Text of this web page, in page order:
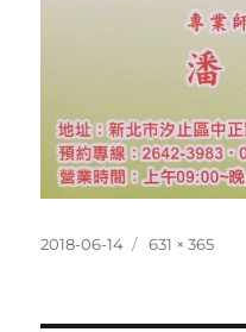
發
2018-06-14
完
631 × 365